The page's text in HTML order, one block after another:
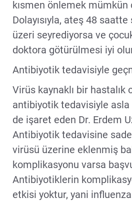
kısmen önlemek
Dolayısıyla, ateş 48
üzeri seyrediyorsa ve
doktora götürülmesi iyi
Antibiyotik tedavisiyle
Virüs kaynaklı bir hastalık
antibiyotik tedavisiyle
de işaret eden Dr. Erdem
Antibiyotik tedavisine
virüsü üzerine eklenmiş
komplikasyonu varsa
Antibiyotiklerin
etkisi yoktur, yani